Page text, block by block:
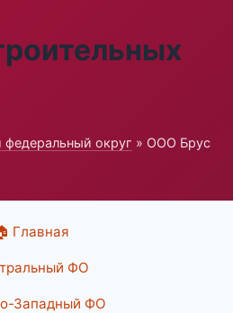
округ » ООО Брус
Главная
ФО
Западный ФО